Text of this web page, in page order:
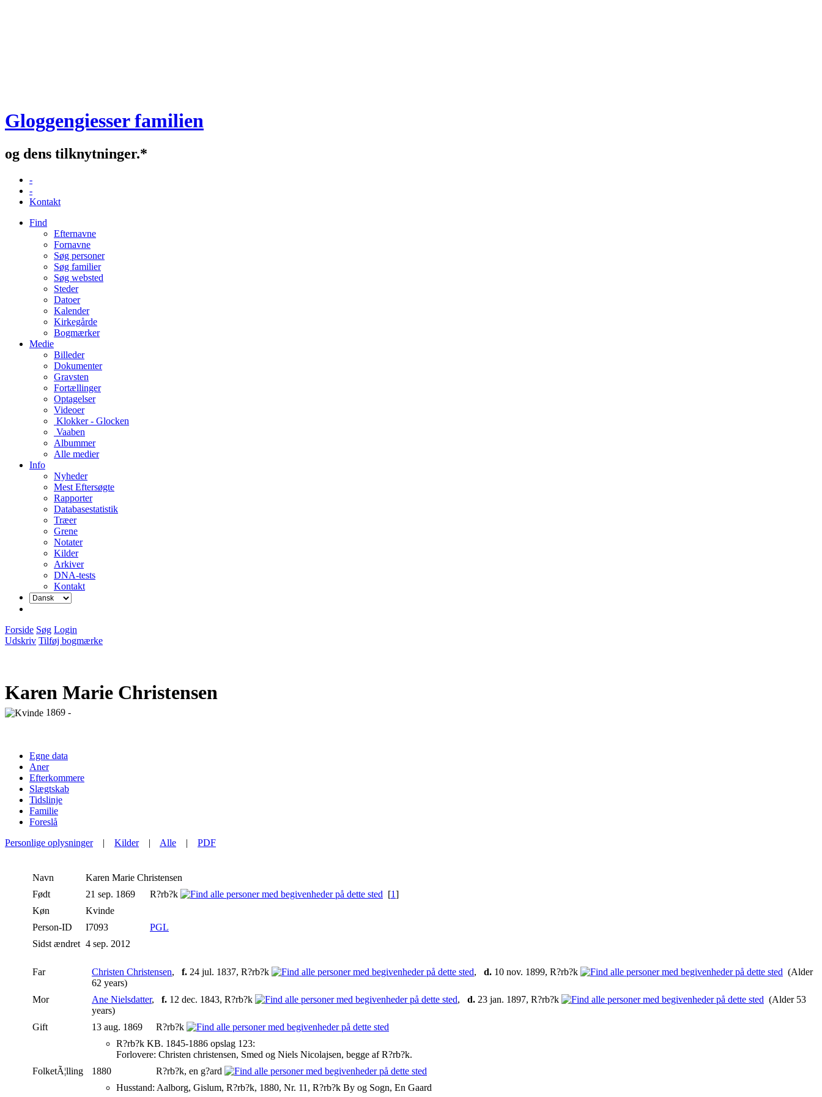
Gloggengiesser familien
og dens tilknytninger.*
-
-
Kontakt
Find
Efternavne
Fornavne
Søg personer
Søg familier
Søg websted
Steder
Datoer
Kalender
Kirkegårde
Bogmærker
Medie
Billeder
Dokumenter
Gravsten
Fortællinger
Optagelser
Videoer
Klokker - Glocken
Vaaben
Albummer
Alle medier
Info
Nyheder
Mest Eftersøgte
Rapporter
Databasestatistik
Træer
Grene
Notater
Kilder
Arkiver
DNA-tests
Kontakt
Forside Søg Login
Udskriv Tilføj bogmærke
Karen Marie Christensen
1869 -
Egne data
Aner
Efterkommere
Slægtskab
Tidslinje
Familie
Foreslå
Personlige oplysninger| Kilder| Alle | PDF
Navn Karen Marie Christensen
Født
21 sep. 1869 R?rb?k [1]
Køn
Kvinde
Person-ID
I7093
PGL
Sidst ændret 4 sep. 2012
Far Christen Christensen, f. 24 jul. 1837, R?rb?k , d. 10 nov. 1899, R?rb?k
(Alder
62 years)
Mor
Ane Nielsdatter, f. 12 dec. 1843, R?rb?k , d. 23 jan. 1897, R?rb?k
(Alder 53
years)
Gift
13 aug. 1869
R?rb?k
R?rb?k KB. 1845-1886 opslag 123:
Forlovere: Christen christensen, Smed og Niels Nicolajsen, begge af R?rb?k.
FolketÃ¦lling
1880
R?rb?k, en g?ard
Husstand: Aalborg, Gislum, R?rb?k, 1880, Nr. 11, R?rb?k By og Sogn, En Gaard